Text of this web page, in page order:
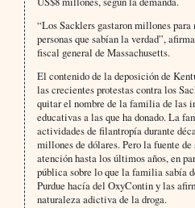
“Los Sacklers gastaron millones
personas que sabían la verdad”,
fiscal general de Massachusetts.
El contenido de la deposición de
las crecientes protestas contra los
quitar el nombre de la familia de las
educativas a las que ha donado. La
actividades de filantropía durante
millones de dólares. Pero la fuente
atención hasta los últimos años, en
pública sobre lo que la familia sabía
Purdue hacía del OxyContin y las
naturaleza adictiva de la droga.